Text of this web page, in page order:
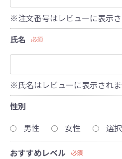
※注文番号はレビューに表示さ
氏名
必須
※氏名はレビューに表示されま
性別
男性
女性 選
おすすめレベル 必須